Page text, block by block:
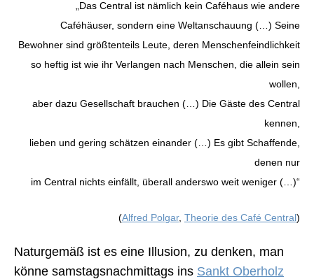
„Das Central ist nämlich kein Caféhaus wie andere
Caféhäuser, sondern eine Weltanschauung (…) Seine
Bewohner sind größtenteils Leute, deren Menschenfeindlichkeit
so heftig ist wie ihr Verlangen nach Menschen, die allein sein
wollen,
aber dazu Gesellschaft brauchen (…) Die Gäste des Central
kennen,
lieben und gering schätzen einander (…) Es gibt Schaffende,
denen nur
im Central nichts einfällt, überall anderswo weit weniger (…)“
(Alfred Polgar, Theorie des Café Central)
Naturgemäß ist es eine Illusion, zu denken, man
könne samstagsnachmittags ins Sankt Oberholz